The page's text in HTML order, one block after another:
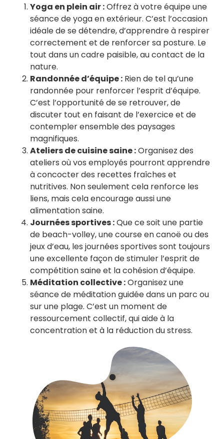
Yoga en plein air :Offrez à votre équipe une
séance de yoga en extérieur. C’est l’occasion
idéale de se détendre, d’apprendre à respirer
correctement et de renforcer sa posture. Le
tout dans un cadre paisible, au contact de la
nature.
Randonnée d’équipe : Rien de tel qu’une
randonnée pour renforcer l’esprit d’équipe.
C’est l’opportunité de se retrouver, de
discuter tout en faisant de l’exercice et de
contempler ensemble des paysages
magnifiques.
Ateliers de cuisine saine :Organisez des
ateliers où vos employés pourront apprendre
à concocter des recettes fraîches et
nutritives. Non seulement cela renforce les
liens, mais cela encourage aussi une
alimentation saine.
Journées sportives :Que ce soit une partie
de beach-volley, une course en canoë ou des
jeux d’eau, les journées sportives sont toujours
une excellente façon de stimuler l’esprit de
compétition saine et la cohésion d’équipe.
Méditation collective :Organisez une
séance de méditation guidée dans un parc ou
sur une plage. C’est un moment de
ressourcement collectif, qui aide à la
concentration et à la réduction du stress.